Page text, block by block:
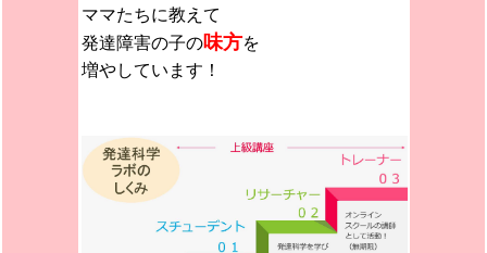
ママたちに教えて
発達障害の子の味方を
増やしています！